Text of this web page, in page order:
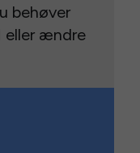
behøver
eller ændre